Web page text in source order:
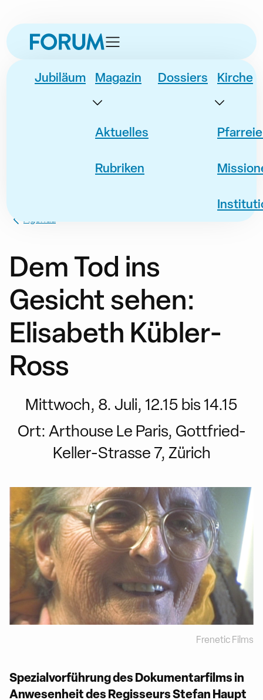
Navigation
springen
Inhalt
springen
Fusszeile
springen
Jubiläum Magazin
Aktuelles
Rubriken
Dossiers Kirche
Agenda
Dem Tod ins
Gesicht sehen:
Elisabeth Kübler-
Ross
Mittwoch, 8. Juli, 12.15 bis 14.15
Ort: Arthouse Le Paris, Gottfried-
Keller-Strasse 7, Zürich
Frenetic Films
Spezialvorführung des Dokumentarfilms in
Anwesenheit des Regisseurs Stefan Haupt